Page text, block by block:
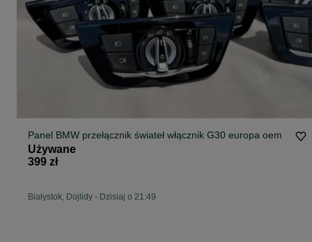
Panel BMW przełącznik świateł włącznik G30 europa oem
Używane
399 zł
Białystok, Dojlidy - Dzisiaj o 21:49